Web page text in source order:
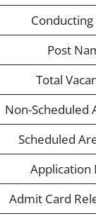
Post
Total
Non-Scheduled
Scheduled
Application
Admit Card